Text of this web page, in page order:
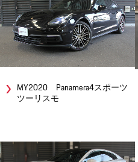
MY2020 Panamera4スポーツ
ツーリスモ